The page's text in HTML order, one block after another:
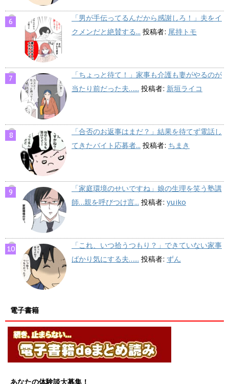
「男が手伝ってるんだから感謝しろ！」夫をイ
クメンだと絶賛する... 投稿者: 尾持トモ
「ちょっと待て！」家事も介護も妻がやるのが
当たり前だった夫…... 投稿者: 新垣ライコ
「合否のお返事はまだ？」結果を待てず電話し
てきたバイト応募者... 投稿者: ちまき
「家庭環境のせいですね」娘の生理を笑う塾講
師…親を呼びつけ言... 投稿者: yuiko
「これ、いつ拾うつもり？」できていない家事
ばかり気にする夫…... 投稿者: ずん
電子書籍
あなたの体験談大募集！